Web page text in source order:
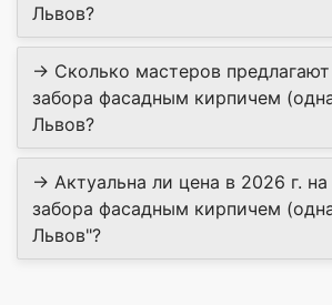
Львов?
→ Сколько мастеров
забора фасадным кирпичем
Львов?
→ Актуальна ли цена в 2026 г.
забора фасадным кирпичем
Львов"?